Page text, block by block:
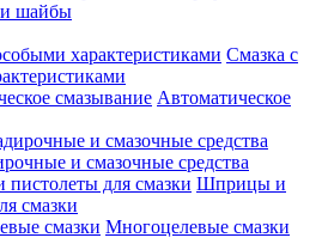
шайбы
Смазка с
Автоматическое
и смазочные средства
Шприцы и
смазки
Многоцелевые смазки